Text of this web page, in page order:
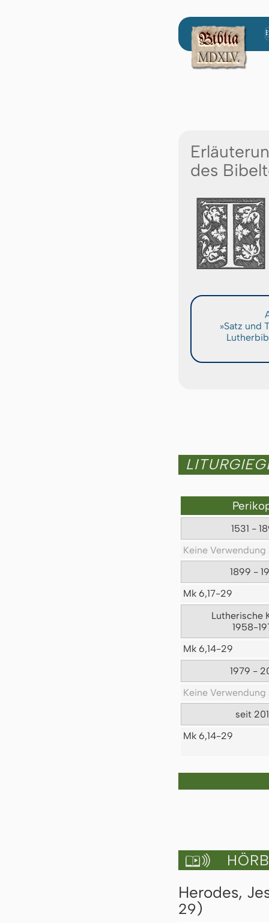
des
»Satz und
1531 -
Keine
1899 -
Mk 6,17-29
Lutherische
1958-
Mk 6,14-29
1979 -
Keine
seit
Mk 6,14-29

Herodes,
29)